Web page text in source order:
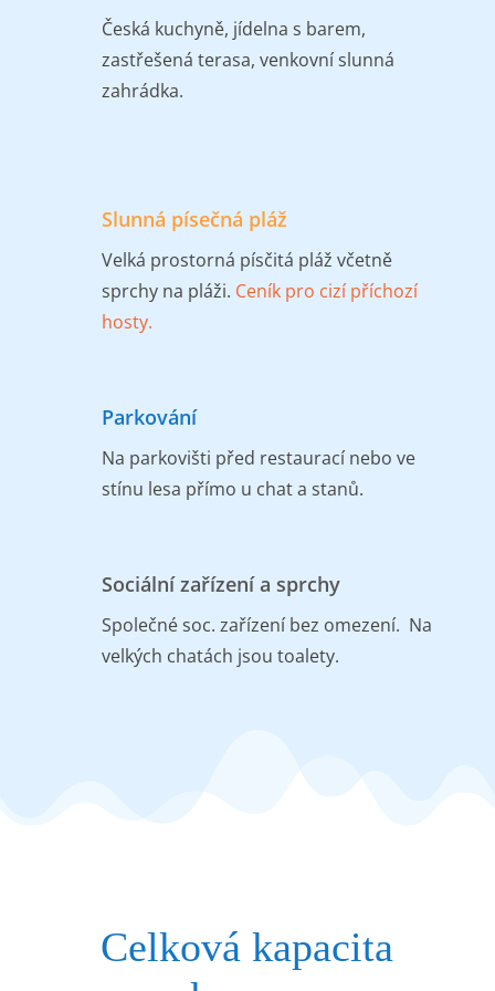
Česká kuchyně, jídelna s barem,
zastřešená terasa, venkovní slunná
zahrádka.
Slunná písečná pláž
Velká prostorná písčitá pláž včetně
sprchy na pláži. Ceník pro cizí příchozí
hosty.
Parkování
Na parkovišti před restaurací nebo ve
stínu lesa přímo u chat a stanů.
Sociální zařízení a sprchy
Společné soc. zařízení bez omezení. Na
velkých chatách jsou toalety.
Celková kapacita